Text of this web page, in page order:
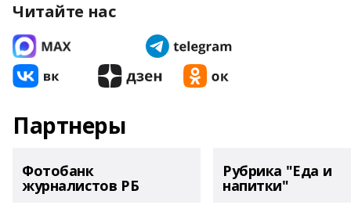
Читайте нас
Партнеры
Фотобанк
журналистов РБ
Рубрика "Еда и
напитки"